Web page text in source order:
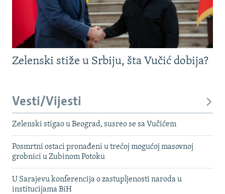
Zelenski stiže u Srbiju, šta Vučić dobija?
Vesti/Vijesti
Zelenski stigao u Beograd, susreo se sa Vučićem
Posmrtni ostaci pronađeni u trećoj mogućoj masovnoj
grobnici u Zubinom Potoku
U Sarajevu konferencija o zastupljenosti naroda u
institucijama BiH